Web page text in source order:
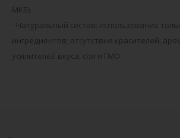
МКБ).
- Натуральный состав: использование
ингредиентов; отсутствие красителей,
усилителей вкуса, сои и ГМО.